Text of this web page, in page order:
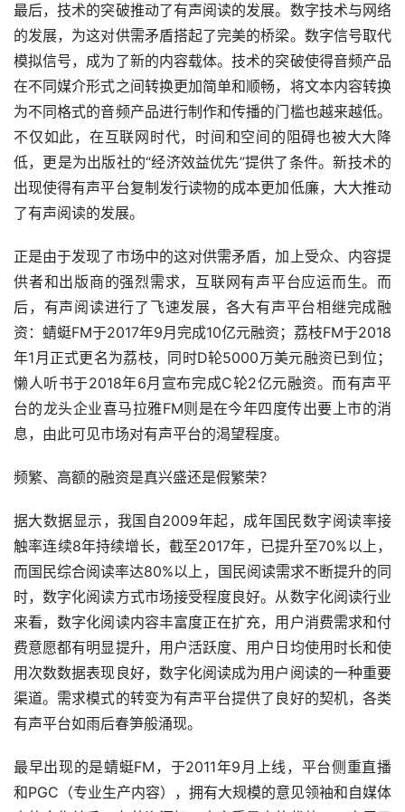
最后，技术的突破推动了有声阅读的发展。数字技术与网络
的发展，为这对供需矛盾搭起了完美的桥梁。数字信号取代
模拟信号，成为了新的内容载体。技术的突破使得音频产品
在不同媒介形式之间转换更加简单和顺畅，将文本内容转换
为不同格式的音频产品进行制作和传播的门槛也越来越低。
不仅如此，在互联网时代，时间和空间的阻碍也被大大降
低，更是为出版社的“经济效益优先”提供了条件。新技术的
出现使得有声平台复制发行读物的成本更加低廉，大大推动
了有声阅读的发展。
正是由于发现了市场中的这对供需矛盾，加上受众、内容提
供者和出版商的强烈需求，互联网有声平台应运而生。而
后，有声阅读进行了飞速发展，各大有声平台相继完成融
资：蜻蜓FM于2017年9月完成10亿元融资；荔枝FM于2018
年1月正式更名为荔枝，同时D轮5000万美元融资已到位；
懒人听书于2018年6月宣布完成C轮2亿元融资。而有声平
台的龙头企业喜马拉雅FM则是在今年四度传出要上市的消
息，由此可见市场对有声平台的渴望程度。
频繁、高额的融资是真兴盛还是假繁荣？
据大数据显示，我国自2009年起，成年国民数字阅读率接
触率连续8年持续增长，截至2017年，已提升至70%以上，
而国民综合阅读率达80%以上，国民阅读需求不断提升的同
时，数字化阅读方式市场接受程度良好。从数字化阅读行业
来看，数字化阅读内容丰富度正在扩充，用户消费需求和付
费意愿都有明显提升，用户活跃度、用户日均使用时长和使
用次数数据表现良好，数字化阅读成为用户阅读的一种重要
渠道。需求模式的转变为有声平台提供了良好的契机，各类
有声平台如雨后春笋般涌现。
最早出现的是蜻蜓FM，于2011年9月上线，平台侧重直播
和PGC（专业生产内容），拥有大规模的意见领袖和自媒体